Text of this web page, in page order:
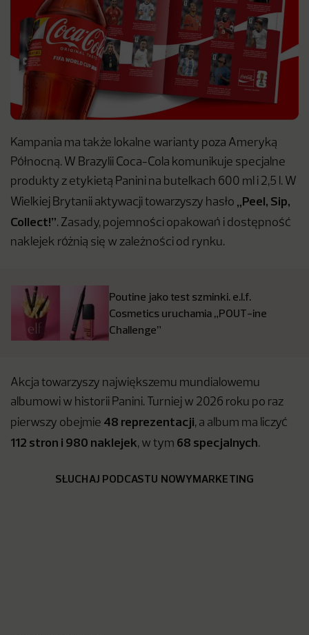
Kampania ma także lokalne warianty poza Ameryką
Północną. W Brazylii Coca-Cola komunikuje specjalne
produkty z etykietą Panini na butelkach 600 ml i 2,5 l. W
Wielkiej Brytanii aktywacji towarzyszy hasło „Peel, Sip,
Collect!”. Zasady, pojemności opakowań i dostępność
naklejek różnią się w zależności od rynku.
Poutine jako test szminki. e.l.f.
Cosmetics uruchamia „POUT-ine
Challenge”
Akcja towarzyszy największemu mundialowemu
albumowi w historii Panini. Turniej w 2026 roku po raz
pierwszy obejmie 48 reprezentacji, a album ma liczyć
112 stron i 980 naklejek, w tym 68 specjalnych.
SŁUCHAJ PODCASTU NOWYMARKETING